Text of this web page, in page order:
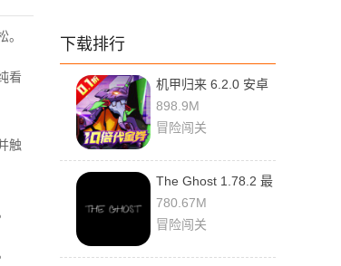
看
触
下载排行
机甲归来 6.2.0 安卓
版
898.9M
冒险闯关
The Ghost 1.78.2 最
新版
780.67M
冒险闯关